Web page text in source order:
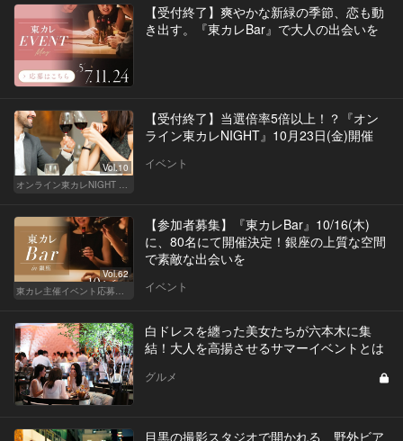
【受付終了】爽やかな新緑の季節、恋も動
き出す。『東カレBar』で大人の出会いを
Vol.10
オンライン東カレNIGHT イベント募集
【受付終了】当選倍率5倍以上！？『オン
ライン東カレNIGHT』10月23日(金)開催
イベント
Vol.62
東カレ主催イベント応募詳細記事一覧
【参加者募集】『東カレBar』10/16(木)
に、80名にて開催決定！銀座の上質な空間
で素敵な出会いを
イベント
白ドレスを纏った美女たちが六本木に集
結！大人を高揚させるサマーイベントとは
グルメ
目黒の撮影スタジオで開かれる、野外ビア